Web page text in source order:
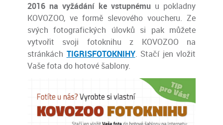
2016 na vyžádání ke vstupnémuu pokladny
KOVOZOO, ve formě slevového voucheru. Ze
svých fotografických úlovků si pak můžete
vytvořit svoji fotoknihu z KOVOZOO na
stránkách TIGRISFOTOKNIHY. Stačí jen vložit
Vaše fota do hotové šablony.